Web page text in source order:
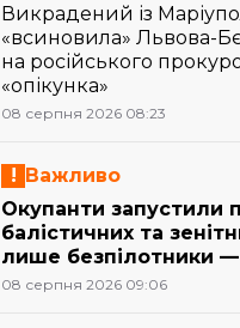
Викрадений із
«всиновила» Львова-
на російського
«опікунка»
08 серпня 2026 08:23
Важливо
Окупанти запустили
балістичних та
лише безпілотники
08 серпня 2026 09:06